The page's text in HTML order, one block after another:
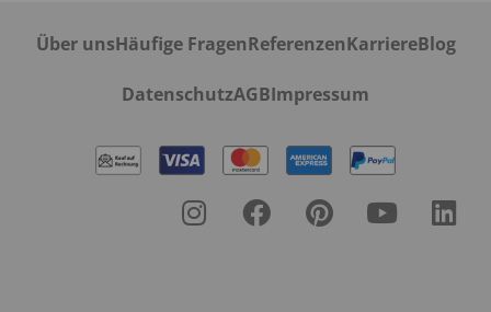
Über unsHäufige FragenReferenzenKarriereBlog
DatenschutzAGBImpressum